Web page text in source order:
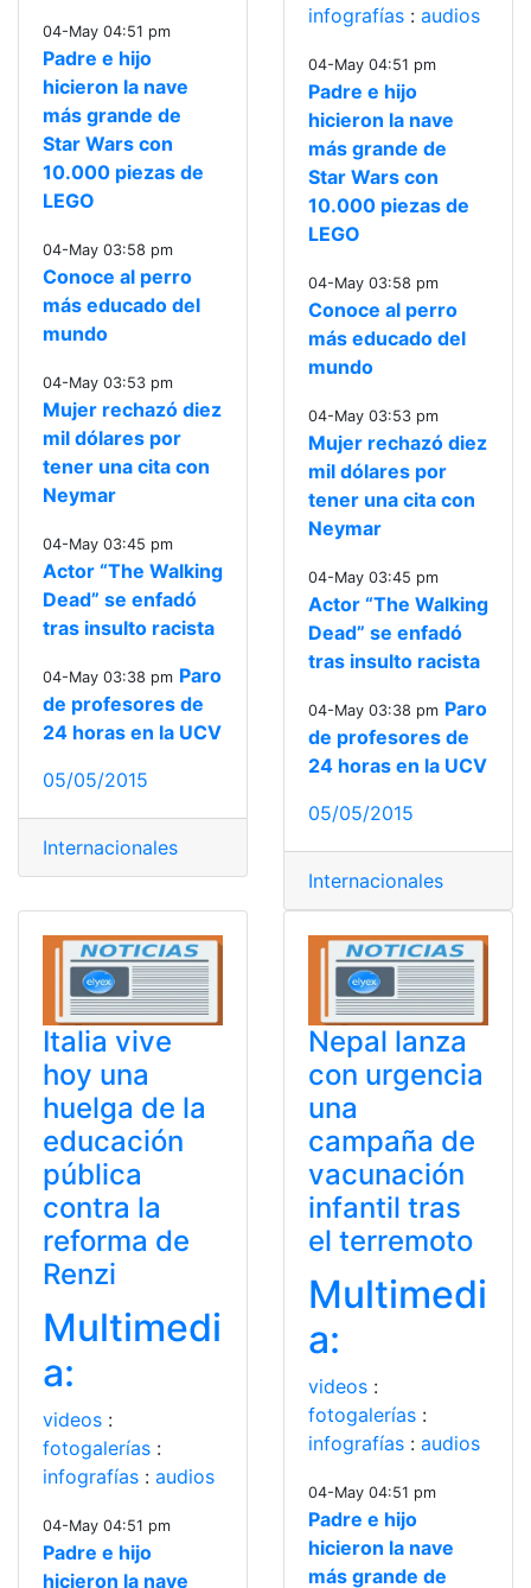
04-May 04:51 pm
Padre e hijo
hicieron la nave
más grande de
Star Wars con
10.000 piezas de
LEGO
04-May 03:58 pm
Conoce al perro
más educado del
mundo
04-May 03:53 pm
Mujer rechazó diez
mil dólares por
tener una cita con
Neymar
04-May 03:45 pm
Actor “The Walking
Dead” se enfadó
tras insulto racista
04-May 03:38 pm Paro
de profesores de
24 horas en la UCV
05/05/2015
Internacionales
infografías : audios
04-May 04:51 pm
Padre e hijo
hicieron la nave
más grande de
Star Wars con
10.000 piezas de
LEGO
04-May 03:58 pm
Conoce al perro
más educado del
mundo
04-May 03:53 pm
Mujer rechazó diez
mil dólares por
tener una cita con
Neymar
04-May 03:45 pm
Actor “The Walking
Dead” se enfadó
tras insulto racista
04-May 03:38 pm Paro
de profesores de
24 horas en la UCV
05/05/2015
Internacionales
Italia vive
hoy una
huelga de la
educación
pública
contra la
reforma de
Renzi
Multimedi
a:
videos :
fotogalerías :
infografías : audios
04-May 04:51 pm
Padre e hijo
hicieron la nave
Nepal lanza
con urgencia
una
campaña de
vacunación
infantil tras
el terremoto
Multimedi
a:
videos :
fotogalerías :
infografías : audios
04-May 04:51 pm
Padre e hijo
hicieron la nave
más grande de